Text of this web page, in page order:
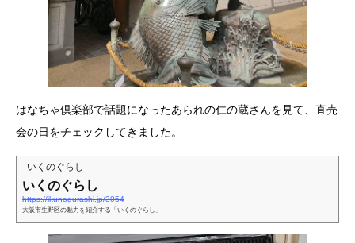
はなちゃ倶楽部で話題になったあられの仁の蔵さんを見て、直売
会の日をチェックしてきました。
いくのぐらし
いくのぐらし
https://ikunogurashi.jp/3054
大阪市生野区の魅力を紹介する「いくのぐらし」